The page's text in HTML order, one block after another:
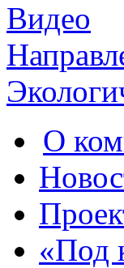
Видео
О
«Под